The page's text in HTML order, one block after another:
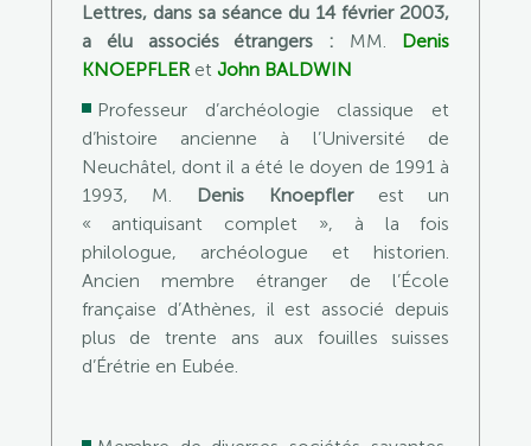
Lettres, dans sa séance du 14 février 2003,
a élu associés étrangers : MM. Denis
KNOEPFLERet John BALDWIN
Professeur d’archéologie classique et
d’histoire ancienne à l’Université de
Neuchâtel, dont il a été le doyen de 1991 à
1993, M. Denis Knoepflerest un
« antiquisant complet », à la fois
philologue, archéologue et historien.
Ancien membre étranger de l’École
française d’Athènes, il est associé depuis
plus de trente ans aux fouilles suisses
d’Érétrie en Eubée.